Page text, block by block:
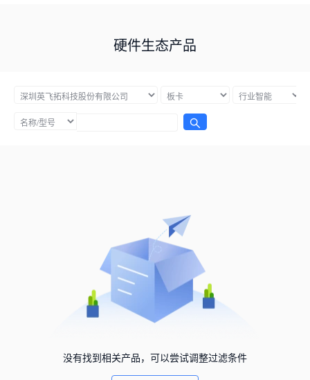
硬件生态产品
没有找到相关产品，可以尝试调整过滤条件